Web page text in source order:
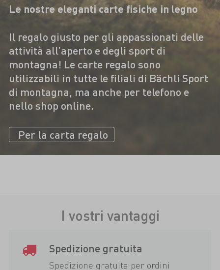
Le nostre eleganti carte fisiche in legno
Il regalo giusto per gli appassionati delle
attività all’aperto e degli sport di
montagna! Le carte regalo sono
utilizzabili in tutte le filiali di Bächli Sport
di montagna, ma anche per telefono e
nello shop online.
Per la carta regalo
I vostri vantaggi
Spedizione gratuita
Spedizione gratuita per ordini